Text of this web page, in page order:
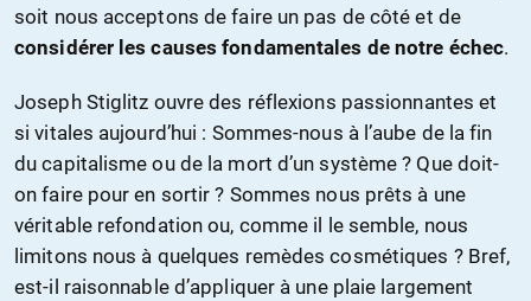
soit nous acceptons de faire un pas de côté et de
considérer les causes fondamentales de notre échec.
Joseph Stiglitz ouvre des réflexions passionnantes et
si vitales aujourd’hui : Sommes-nous à l’aube de la fin
du capitalisme ou de la mort d’un système ? Que doit-
on faire pour en sortir ? Sommes nous prêts à une
véritable refondation ou, comme il le semble, nous
limitons nous à quelques remèdes cosmétiques ? Bref,
est-il raisonnable d’appliquer à une plaie largement